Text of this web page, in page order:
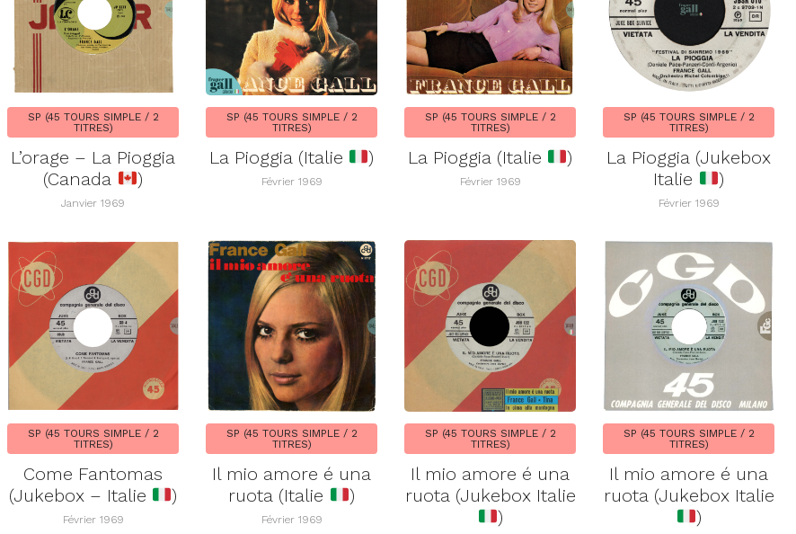
SP (45 TOURS SIMPLE / 2
TITRES)
L’orage – La Pioggia
(Canada
)
Janvier 1969
SP (45 TOURS SIMPLE / 2
TITRES)
La Pioggia (Italie )
Février 1969
SP (45 TOURS SIMPLE / 2
TITRES)
La Pioggia (Italie )
Février 1969
SP (45 TOURS SIMPLE / 2
TITRES)
La Pioggia (Jukebox
Italie
)
Février 1969
SP (45 TOURS SIMPLE / 2
TITRES)
Come Fantomas
(Jukebox – Italie
)
Février 1969
SP (45 TOURS SIMPLE / 2
TITRES)
Il mio amore é una
ruota (Italie
)
Février 1969
SP (45 TOURS SIMPLE / 2
TITRES)
Il mio amore é una
ruota (Jukebox Italie
)
SP (45 TOURS SIMPLE / 2
TITRES)
Il mio amore é una
ruota (Jukebox Italie
)